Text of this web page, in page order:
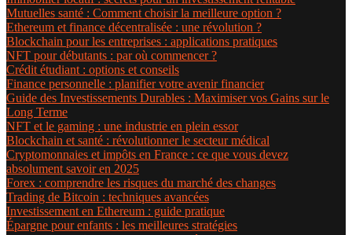
Mutuelles santé : Comment choisir la meilleure option ?
Ethereum et finance décentralisée : une révolution ?
Blockchain pour les entreprises : applications pratiques
NFT pour débutants : par où commencer ?
Crédit étudiant : options et conseils
Finance personnelle : planifier votre avenir financier
Guide des Investissements Durables : Maximiser vos Gains sur le
Long Terme
NFT et le gaming : une industrie en plein essor
Blockchain et santé : révolutionner le secteur médical
Cryptomonnaies et impôts en France : ce que vous devez
absolument savoir en 2025
Forex : comprendre les risques du marché des changes
Trading de Bitcoin : techniques avancées
Investissement en Ethereum : guide pratique
Épargne pour enfants : les meilleures stratégies